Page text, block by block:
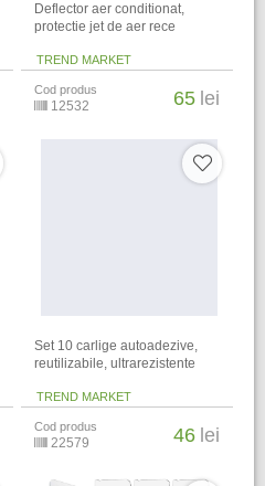
Deflector aer conditionat,
protectie jet de aer rece
TREND MARKET
Cod produs
12532 65 lei
Set 10 carlige autoadezive,
reutilizabile, ultrarezistente
TREND MARKET
Cod produs
22579 46 lei